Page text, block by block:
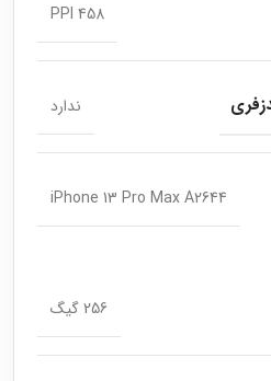
458 PPI
ندارد
iPhone 13 Pro Max A2644
256 گیگ